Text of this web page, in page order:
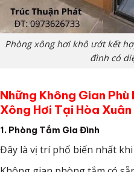
Phòng xông hơi khô ướt kết
đình có
Những Không Gian
Xông Hơi Tại Hòa Xuân
1. Phòng Tắm Gia Đình
Đây là vị trí phổ biến nhất